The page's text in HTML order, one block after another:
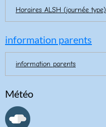
Horaires ALSH (journée type)
information parents
information parents
Météo